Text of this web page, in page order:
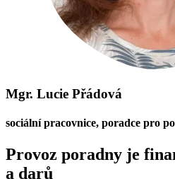
Mgr. Lucie Přádová
sociální pracovnice, poradce pro
Provoz poradny je
a darů